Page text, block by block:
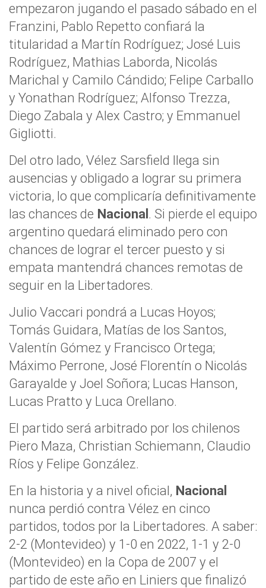
empezaron jugando el pasado sábado en el
Franzini, Pablo Repetto confiará la
titularidad a Martín Rodríguez; José Luis
Rodríguez, Mathias Laborda, Nicolás
Marichal y Camilo Cándido; Felipe Carballo
y Yonathan Rodríguez; Alfonso Trezza,
Diego Zabala y Alex Castro; y Emmanuel
Gigliotti.
Del otro lado, Vélez Sarsfield llega sin
ausencias y obligado a lograr su primera
victoria, lo que complicaría definitivamente
las chances de Nacional. Si pierde el equipo
argentino quedará eliminado pero con
chances de lograr el tercer puesto y si
empata mantendrá chances remotas de
seguir en la Libertadores.
Julio Vaccari pondrá a Lucas Hoyos;
Tomás Guidara, Matías de los Santos,
Valentín Gómez y Francisco Ortega;
Máximo Perrone, José Florentín o Nicolás
Garayalde y Joel Soñora; Lucas Hanson,
Lucas Pratto y Luca Orellano.
El partido será arbitrado por los chilenos
Piero Maza, Christian Schiemann, Claudio
Ríos y Felipe González.
En la historia y a nivel oficial, Nacional
nunca perdió contra Vélez en cinco
partidos, todos por la Libertadores. A saber:
2-2 (Montevideo) y 1-0 en 2022, 1-1 y 2-0
(Montevideo) en la Copa de 2007 y el
partido de este año en Liniers que finalizó